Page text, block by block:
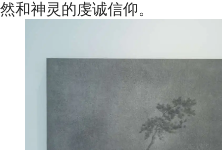
然和神灵的虔诚信仰。